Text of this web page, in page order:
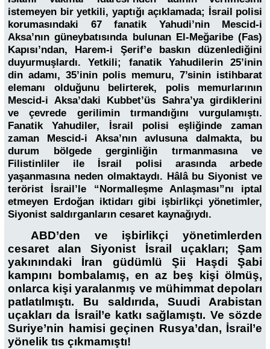
istemeyen bir yetkili, yaptığı açıklamada; İsrail polisi
korumasındaki 67 fanatik Yahudi’nin Mescid-i
Aksa’nın güneybatısında bulunan El-Meğaribe (Fas)
Kapısı’ndan, Harem-i Şerif’e baskın düzenlediğini
duyurmuşlardı. Yetkili; fanatik Yahudilerin 25’inin
din adamı, 35’inin polis memuru, 7’sinin istihbarat
elemanı olduğunu belirterek, polis memurlarının
Mescid-i Aksa’daki Kubbet’üs Sahra’ya girdiklerini
ve çevrede gerilimin tırmandığını vurgulamıştı.
Fanatik Yahudiler, İsrail polisi eşliğinde zaman
zaman Mescid-i Aksa’nın avlusuna dalmakta, bu
durum bölgede gerginliğin tırmanmasına ve
Filistinliler ile İsrail polisi arasında arbede
yaşanmasına neden olmaktaydı. Hâlâ bu Siyonist ve
terörist İsrail’le “Normalleşme Anlaşması”nı iptal
etmeyen Erdoğan iktidarı gibi işbirlikçi yönetimler,
Siyonist saldırganların cesaret kaynağıydı.
ABD’den ve işbirlikçi yönetimlerden
cesaret alan Siyonist İsrail uçakları; Şam
yakınındaki İran güdümlü Şii Haşdi Şabi
kampını bombalamış, en az beş kişi ölmüş,
onlarca kişi yaralanmış ve mühimmat depoları
patlatılmıştı. Bu saldırıda, Suudi Arabistan
uçakları da İsrail’e katkı sağlamıştı. Ve sözde
Suriye’nin hamisi geçinen Rusya’dan, İsrail’e
yönelik tıs çıkmamıştı!